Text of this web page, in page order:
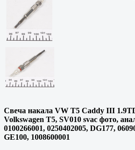
Свеча накала VW T5 Caddy III
Volkswagen T5, SV010 svac фото,
0100266001, 0250402005, DG177,
GE100, 1008600001